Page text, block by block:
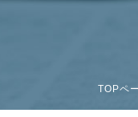
TOPペ